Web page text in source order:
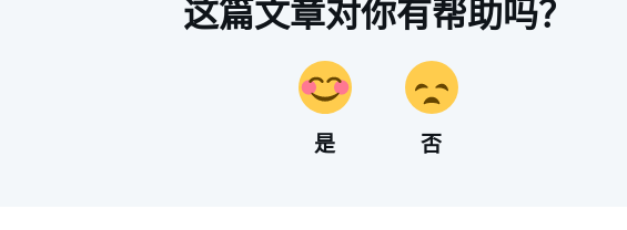
这篇文章对你有帮助吗？
是 否